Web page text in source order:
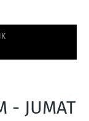
- JUMAT